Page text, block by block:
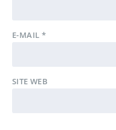
E-MAIL *
SITE WEB